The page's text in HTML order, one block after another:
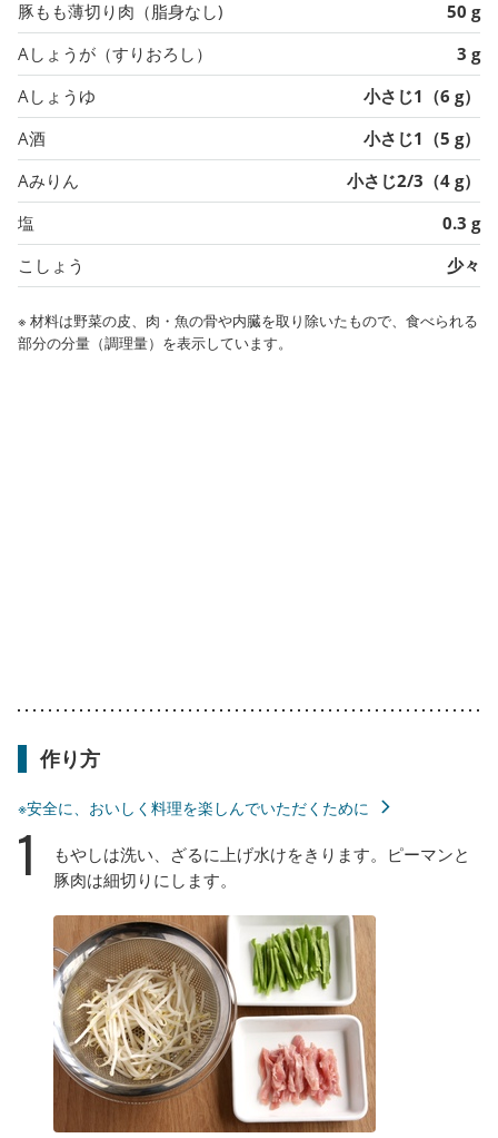
豚もも薄切り肉（脂身なし)
50 g
Aしょうが（すりおろし）
3 g
Aしょうゆ
小さじ1（6 g）
A酒
小さじ1（5 g）
Aみりん
小さじ2/3（4 g）
塩
0.3 g
こしょう
少々
※ 材料は野菜の皮、肉・魚の骨や内臓を取り除いたもので、食べられる
部分の分量（調理量）を表示しています。
作り方
※安全に、おいしく料理を楽しんでいただくために
1
もやしは洗い、ざるに上げ水けをきります。ピーマンと
豚肉は細切りにします。